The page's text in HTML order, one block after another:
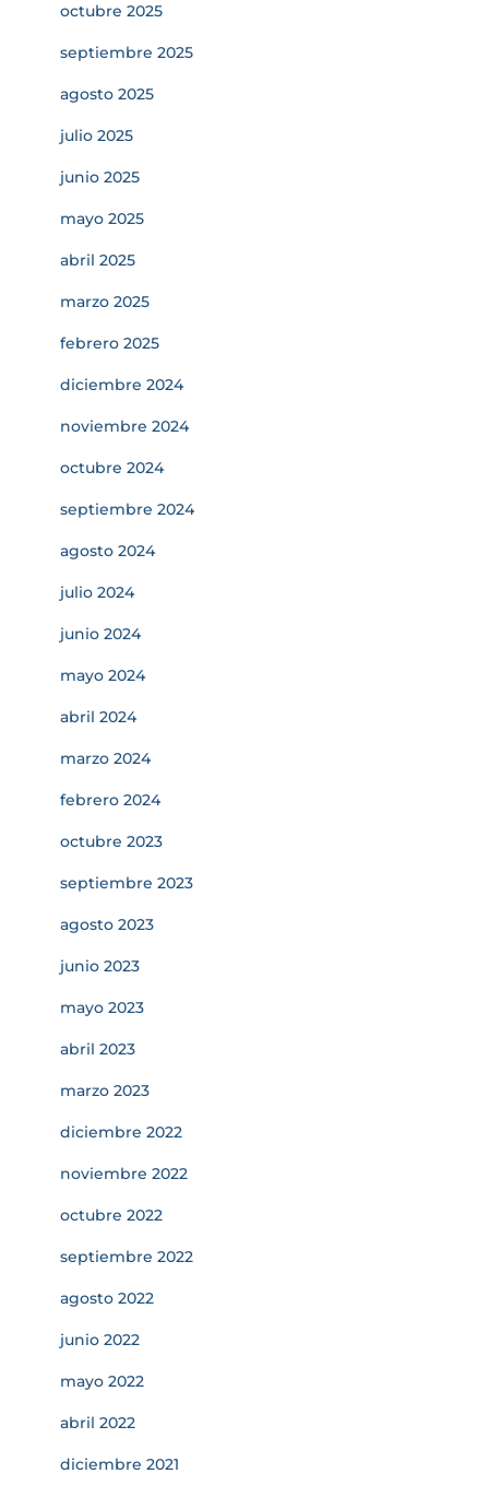
octubre 2025
septiembre 2025
agosto 2025
julio 2025
junio 2025
mayo 2025
abril 2025
marzo 2025
febrero 2025
diciembre 2024
noviembre 2024
octubre 2024
septiembre 2024
agosto 2024
julio 2024
junio 2024
mayo 2024
abril 2024
marzo 2024
febrero 2024
octubre 2023
septiembre 2023
agosto 2023
junio 2023
mayo 2023
abril 2023
marzo 2023
diciembre 2022
noviembre 2022
octubre 2022
septiembre 2022
agosto 2022
junio 2022
mayo 2022
abril 2022
diciembre 2021